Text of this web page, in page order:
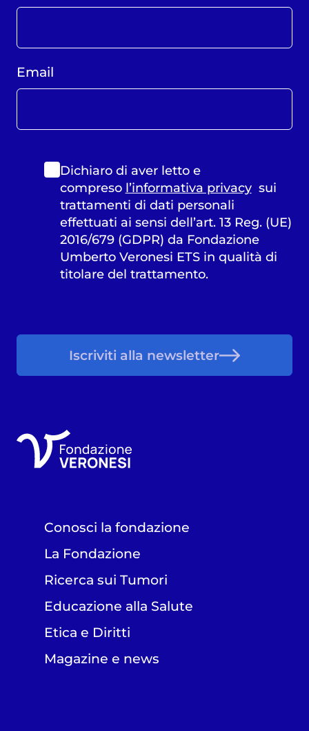
Email
Dichiaro di aver letto e
compreso l’informativa privacysui
trattamenti di dati personali
effettuati ai sensi dell’art. 13 Reg. (UE)
2016/679 (GDPR) da Fondazione
Umberto Veronesi ETS in qualità di
titolare del trattamento.
Iscriviti alla newsletter
Conosci la fondazione
La Fondazione
Ricerca sui Tumori
Educazione alla Salute
Etica e Diritti
Magazine e news